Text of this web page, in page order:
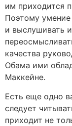
им приходится
Поэтому
и выслушивать
качества
Обама ими
Маккейне.
Есть еще одно
следует
приходит не